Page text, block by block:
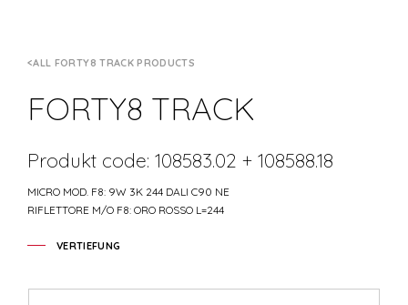
ALL FORTY8 TRACK PRODUCTS
FORTY8 TRACK
Produkt code: 108583.02 + 108588.18
MICRO MOD. F8: 9W 3K 244 DALI C90 NE
RIFLETTORE M/O F8: ORO ROSSO L=244
VERTIEFUNG